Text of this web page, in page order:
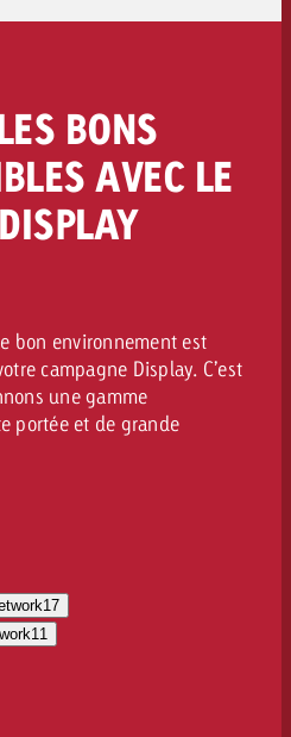
BONS
AVEC LE
bon environnement est
campagne Display. C’est
une gamme
portée et de grande
17
11